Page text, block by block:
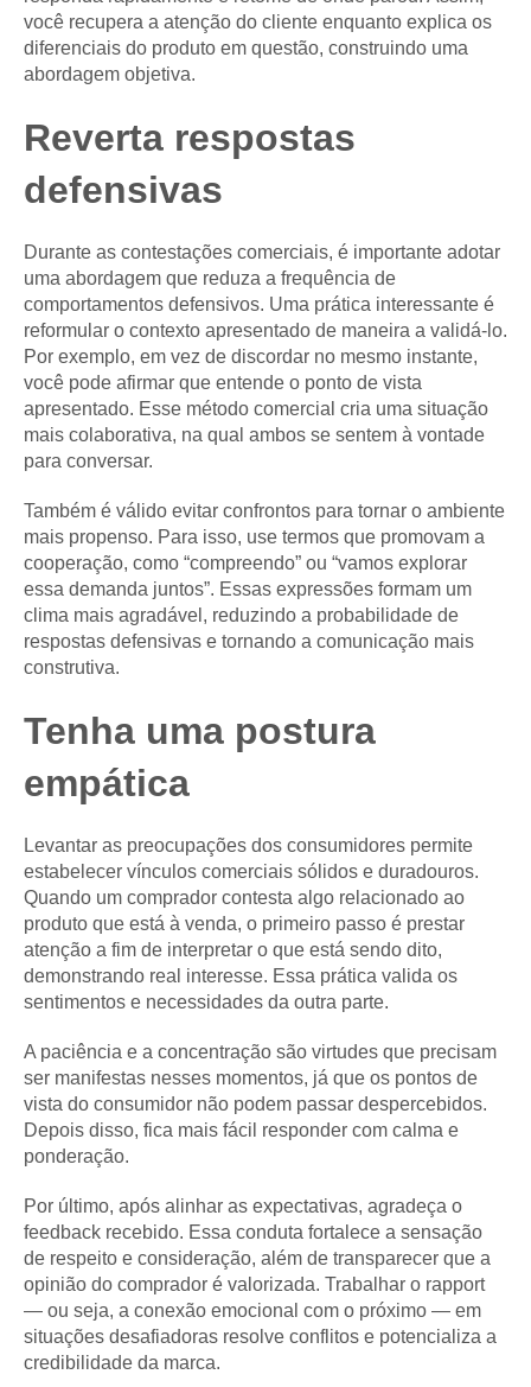
você recupera a atenção do cliente enquanto explica os
diferenciais do produto em questão, construindo uma
abordagem objetiva.
Reverta respostas
defensivas
Durante as contestações comerciais, é importante adotar
uma abordagem que reduza a frequência de
comportamentos defensivos. Uma prática interessante é
reformular o contexto apresentado de maneira a validá-lo.
Por exemplo, em vez de discordar no mesmo instante,
você pode afirmar que entende o ponto de vista
apresentado. Esse método comercial cria uma situação
mais colaborativa, na qual ambos se sentem à vontade
para conversar.
Também é válido evitar confrontos para tornar o ambiente
mais propenso. Para isso, use termos que promovam a
cooperação, como “compreendo” ou “vamos explorar
essa demanda juntos”. Essas expressões formam um
clima mais agradável, reduzindo a probabilidade de
respostas defensivas e tornando a comunicação mais
construtiva.
Tenha uma postura
empática
Levantar as preocupações dos consumidores permite
estabelecer vínculos comerciais sólidos e duradouros.
Quando um comprador contesta algo relacionado ao
produto que está à venda, o primeiro passo é prestar
atenção a fim de interpretar o que está sendo dito,
demonstrando real interesse. Essa prática valida os
sentimentos e necessidades da outra parte.
A paciência e a concentração são virtudes que precisam
ser manifestas nesses momentos, já que os pontos de
vista do consumidor não podem passar despercebidos.
Depois disso, fica mais fácil responder com calma e
ponderação.
Por último, após alinhar as expectativas, agradeça o
feedback recebido. Essa conduta fortalece a sensação
de respeito e consideração, além de transparecer que a
opinião do comprador é valorizada. Trabalhar o rapport
— ou seja, a conexão emocional com o próximo — em
situações desafiadoras resolve conflitos e potencializa a
credibilidade da marca.